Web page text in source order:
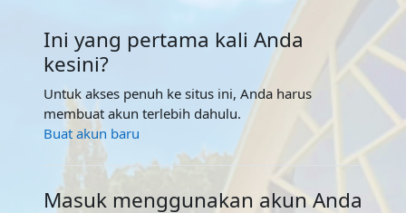
Masuk menggunakan akun Anda
Ini yang pertama kali Anda
kesini?
Untuk akses penuh ke situs ini, Anda harus
membuat akun terlebih dahulu.
Buat akun baru